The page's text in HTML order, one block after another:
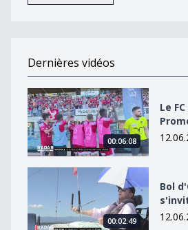
Dernières vidéos
Le FC Bulle monte en
00:06:08
Le
Bol d&#039;Or, le handivoile
00:02:49
Bol